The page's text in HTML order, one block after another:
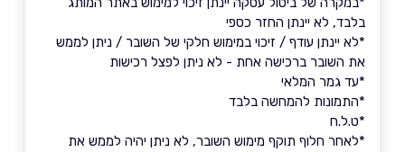
בלבד, לא יינתן החזר כספי
*לא יינתן עודף / זיכוי במימוש חלקי של השובר / ניתן לממש
את השובר ברכישה אחת - לא ניתן לפצל רכישות
*עד גמר המלאי
*התמונות להמחשה בלבד
*ט.ל.ח
*לאחר חלוף תוקף מימוש השובר, לא ניתן יהיה לממש את